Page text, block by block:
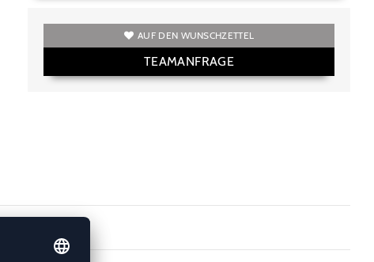
AUF DEN WUNSCHZETTEL
TEAMANFRAGE